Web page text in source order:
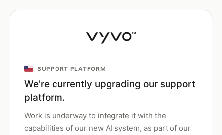
SUPPORT PLATFORM
We're currently upgrading our support
platform.
Work is underway to integrate it with the
capabilities of our new AI system, as part of our